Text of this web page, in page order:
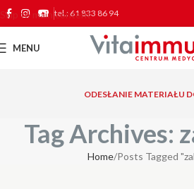
Skip to main content
tel.: 61 833 86 94
MENU
ODESŁANIE MATERIAŁU
Tag Archives:
Home Posts Tagged